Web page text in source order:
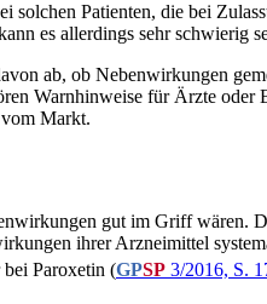
Patienten, die bei
es allerdings sehr
ab, ob Nebenwirkungen
Warnhinweise für Ärzte
Markt.
gut im Griff wären.
ihrer Arzneimittel
bei Paroxetin (GPSP 3/2016, S.